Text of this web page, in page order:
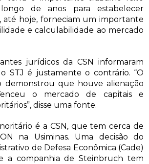
de anos para estabelecer
até hoje, forneciam um importante
e calculabilidade ao mercado
jurídicos da CSN informaram
STJ é justamente o contrário. “O
demonstrou que houve alienação
o mercado de capitais e
disse uma fonte.
é a CSN, que tem cerca de
na Usiminas. Uma decisão do
de Defesa Econômica (Cade)
a companhia de Steinbruch tem